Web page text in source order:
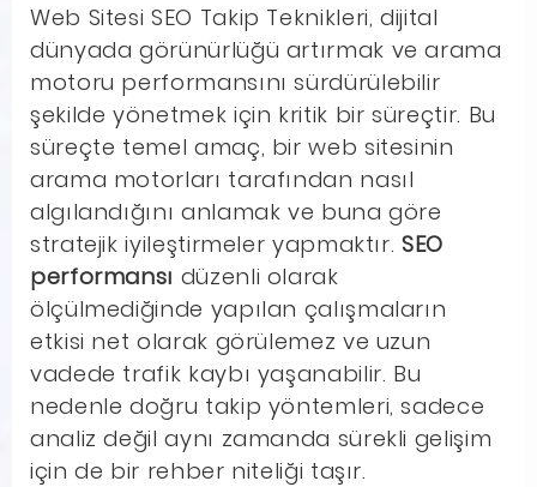
Web Sitesi SEO Takip Teknikleri, dijital
dünyada görünürlüğü artırmak ve arama
motoru performansını sürdürülebilir
şekilde yönetmek için kritik bir süreçtir. Bu
süreçte temel amaç, bir web sitesinin
arama motorları tarafından nasıl
algılandığını anlamak ve buna göre
stratejik iyileştirmeler yapmaktır.SEO
performansı düzenli olarak
ölçülmediğinde yapılan çalışmaların
etkisi net olarak görülemez ve uzun
vadede trafik kaybı yaşanabilir. Bu
nedenle doğru takip yöntemleri, sadece
analiz değil aynı zamanda sürekli gelişim
için de bir rehber niteliği taşır.